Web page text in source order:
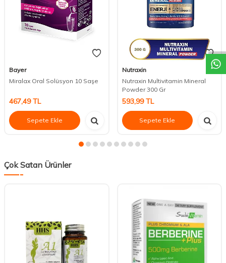
Bayer
Miralax Oral Solüsyon 10 Saşe
467,49TL
Sepete Ekle
Nutraxin
Nutraxin Multivitamin Mineral
Powder 300 Gr
593,99TL
Sepete Ekle
Çok Satan Ürünler